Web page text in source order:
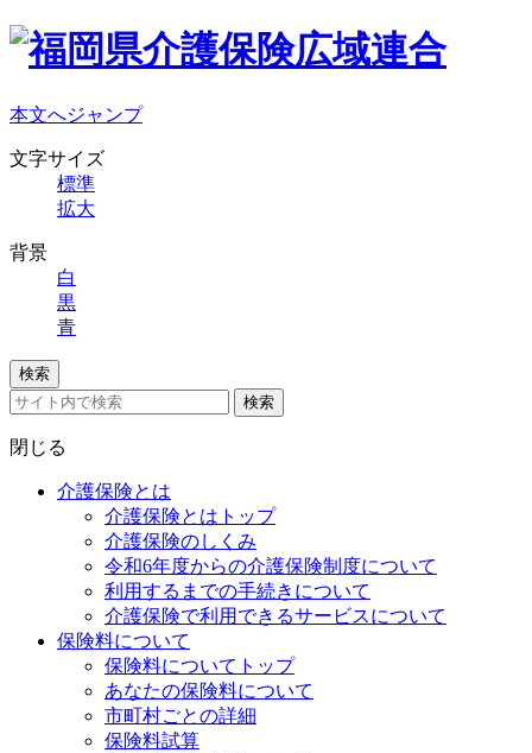
本文へジャンプ
文字サイズ
標準
拡大
背景
白
黒
青
検索
検索
閉じる
介護保険とは
介護保険とはトップ
介護保険のしくみ
令和6年度からの介護保険制度について
利用するまでの手続きについて
介護保険で利用できるサービスについて
保険料について
保険料についてトップ
あなたの保険料について
市町村ごとの詳細
保険料試算